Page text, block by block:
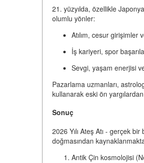
21. yüzyılda, özellikle
olumlu yönler:
Atılım, cesur girişimler
İş kariyeri, spor
Sevgi, yaşam enerjisi
Pazarlama uzmanları,
kullanarak eski ön
Sonuç
2026 Yılı Ateş Atı - gerçek
doğmasından
Antik Çin kosmolojisi